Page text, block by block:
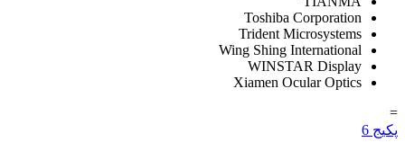
Toshiba Corporation
Trident Microsystems
Wing Shing International
WINSTAR Display
Xiamen Ocular Optics
=
پکیج 6